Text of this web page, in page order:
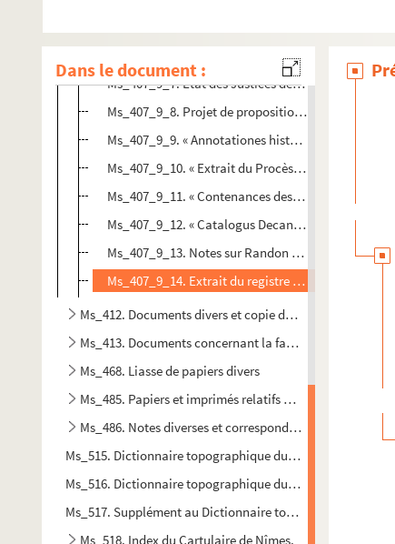
Dans le document :
Ms_407_9_6. « Pièces mscr. et Msc. sur Uzès. Bibl.
Ms_407_9_7. État des Justices dépendantes de
Ms_407_9_8. Projet de proposition touchant les
Ms_407_9_9. « Annotationes historicae de urbe
Ms_407_9_10. « Extrait du Procès-verbal de
Ms_407_9_11. « Contenances des différentes
Ms_407_9_12. « Catalogus Decanatuum Uticensis
Ms_407_9_13. Notes sur Randon de Châteauneuf.
Ms_407_9_14. Extrait du registre des insinuations
Ms_412. Documents divers et copie de documents.
Ms_413. Documents concernant la famille Rozel.
Ms_468. Liasse de papiers divers
Ms_485. Papiers et imprimés relatifs à diverses
Ms_486. Notes diverses et correspondance.
Ms_515. Dictionnaire topographique du Gard. Travail
Ms_516. Dictionnaire topographique du Gard.
Ms_517. Supplément au Dictionnaire topographique du
Ms_518. Index du Cartulaire de Nîmes.